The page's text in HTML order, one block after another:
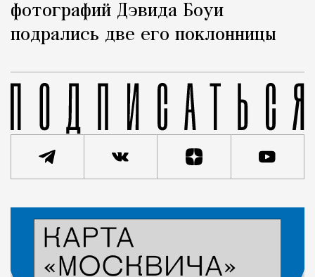
фотографий Дэвида Боуи
подрались две его поклонницы